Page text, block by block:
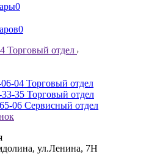
0
0
Торговый отдел
04 Торговый отдел
35 Торговый отдел
06 Сервисный отдел
ул.Ленина, 7Н